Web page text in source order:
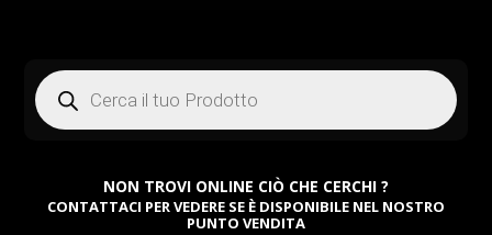
Products
search
NON TROVI ONLINE CIÒ CHE CERCHI ?
CONTATTACI PER VEDERE SE È DISPONIBILE NEL NOSTRO
PUNTO VENDITA